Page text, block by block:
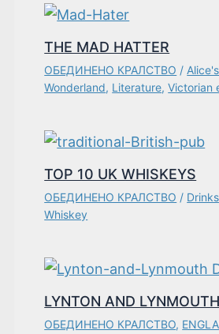
THE MAD HATTER
ОБЕДИНЕНО КРАЛСТВО /
Wonderland, Literature,Victorian
TOP 10 UK WHISKEYS
ОБЕДИНЕНО КРАЛСТВО / Drinks
Whiskey
LYNTON AND LYNMOUTH
ОБЕДИНЕНО КРАЛСТВО,